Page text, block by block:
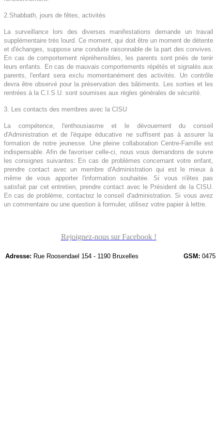
2.Shabbath, jours de fêtes, activités
La surveillance lors des diverses manifestations demande un travail
supplémentaire très lourd. Ce moment, qui doit être un moment de détente
et d'échanges, suppose une conduite raisonnable de la part des convives.
En cas de comportement répréhensibles, les parents sont priés de tenir
leurs enfants. En cas de mauvais comportements répétés et signalés aux
parents, l'enfant sera exclu momentanément des activités. Un contrôle
devra être observé pour la préservation des bâtiments. Les sorties et les
rentrées à la C.I.S.U. sont soumises aux règles générales de sécurité.
3. Les contacts des membres avec la CISU
La compétence, l'enthousiasme et le dévouement du conseil
d'Administration et de l'équipe éducative ne suffisent pas à assurer la
formation de notre jeunesse. Une pleine collaboration Centre-Famille est
indispensable. Afin de favoriser celle-ci, nous vous demandons de suivre
les consignes suivantes: En cas de problèmes concernant votre enfant,
prendre contact avec un membre d'Administration qui est le mieux à
même de vous apporter l'information souhaitée. Si vous n'êtes pas
satisfait par cet entretien, prendre contact avec le Président de la CISU.
En cas de problème, contactez le conseil d'administration. Si vous avez
un commentaire ou une question à formuler, utilisez votre papier à lettre.
Rejoignez-nous sur Facebook !
Adresse: Rue Roosendael 154 - 1190 Bruxelles GSM: